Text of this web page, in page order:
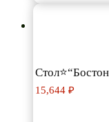
15,644 ₽